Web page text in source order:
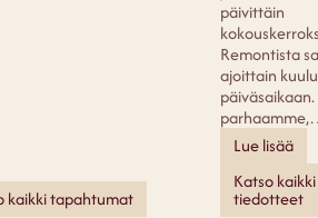
kaikki tapahtumat
päivittäin
Remontista
ajoittain
Lue lisää
Katso kaikki
tiedotteet